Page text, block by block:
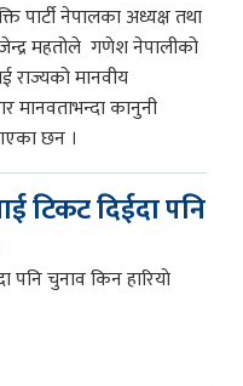
पार्टी नेपालका अध्यक्ष तथा
महतोले गणेश नेपालीको
राज्यको मानवीय
कानुनी
छन ।
टिकट दिईदा पनि
पनि चुनाव किन हारियाे